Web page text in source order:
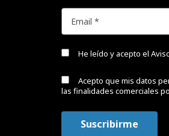
He leído y acepto el
Acepto que mis datos
las finalidades comerciales